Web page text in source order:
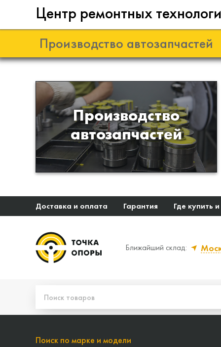
Центр ремонтных
Производство автозапчастей
Производство
автозапчастей
Разработка и
производство деталей из
эластомеров для подвески
автомобиля
Доставка и оплата Гарантия Где купить
Ближайший склад:
Поиск по марке и модели